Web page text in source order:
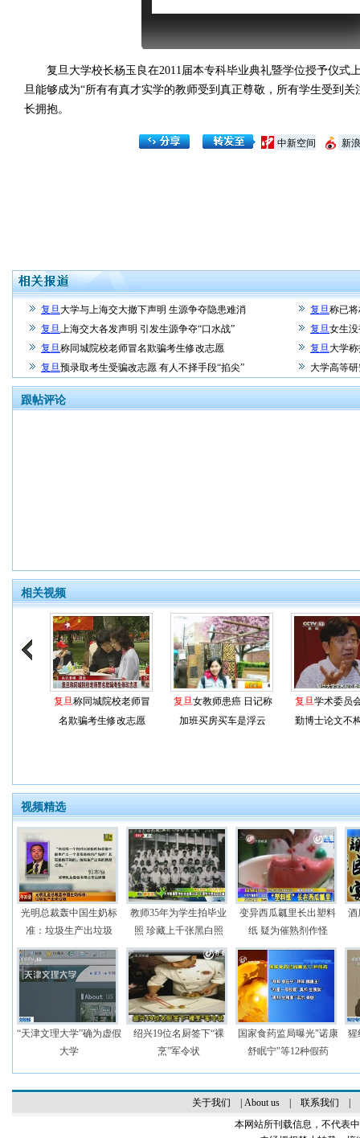
复旦大学校长杨玉良在2011届本专科毕业典礼暨学位授予仪式
旦能够成为“所有有真才实学的教师受到真正尊敬，所有学生受到
长拥抱。
新
中新空间
复旦大学与上海交大撤下声明 生源争夺隐患难消 复旦称已
复旦上海交大各发声明 引发生源争夺“口水战” 复旦女生
复旦称同城院校老师冒名欺骗考生修改志愿 复旦大学
复旦预录取考生受骗改志愿 有人不择手段“掐尖” 大学高等
跟帖评论
相关视频
复旦称同城院校老师冒
名欺骗考生修改志愿
复旦女教师患癌 日记称
加班买房买车是浮云
复旦学术委员
勤博士论文不
视频精选
光明总裁轰中国生奶标
准：垃圾生产出垃圾
教师35年为学生拍毕业
照 珍藏上千张黑白照
变异西瓜瓤里长出塑料
纸 疑为催熟剂作怪
酒
“天津文理大学”确为虚假
大学
绍兴19位名厨签下“裸
烹”军令状
国家食药监局曝光"诺康
舒眠宁"等12种假药
猩
关于我们 About us| 联系我们
本网站所刊载信息，不代表